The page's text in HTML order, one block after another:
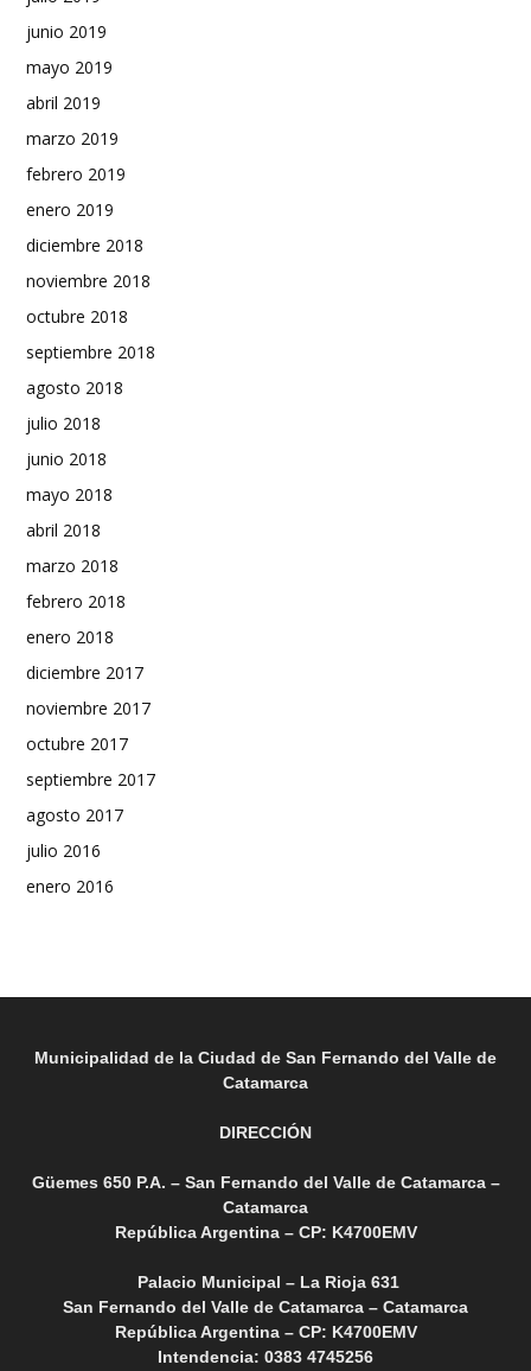
junio 2019
mayo 2019
abril 2019
marzo 2019
febrero 2019
enero 2019
diciembre 2018
noviembre 2018
octubre 2018
septiembre 2018
agosto 2018
julio 2018
junio 2018
mayo 2018
abril 2018
marzo 2018
febrero 2018
enero 2018
diciembre 2017
noviembre 2017
octubre 2017
septiembre 2017
agosto 2017
julio 2016
enero 2016
Municipalidad de la Ciudad de San Fernando del Valle de
Catamarca
DIRECCIÓN
Güemes 650 P.A. – San Fernando del Valle de Catamarca –
Catamarca
República Argentina – CP: K4700EMV
Palacio Municipal – La Rioja 631
San Fernando del Valle de Catamarca – Catamarca
República Argentina – CP: K4700EMV
Intendencia: 0383 4745256